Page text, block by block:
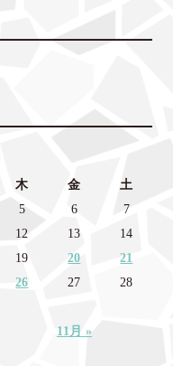
木 金 土
11月 »
5 6
7
12 13
14
19 20
21
26 27
28